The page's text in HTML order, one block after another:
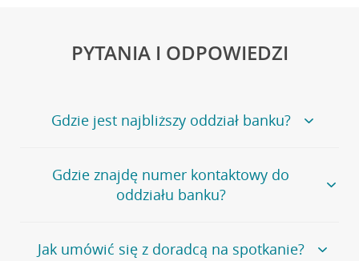
PYTANIA I ODPOWIEDZI
Gdzie jest najbliższy oddział banku?
Jeśli szukasz oddziału naszego banku, zapraszamy na
stronęPlacówki i bankomaty, na której znajduje się
wygodna wyszukiwarka.
oddziałów
Gdzie znajdę numer kontaktowy do
oddziału banku?
Bank Credit Agricole nie udostępnia ogólnego numeru
telefonu do placówki bankowej.
Jak umówić się z doradcą na spotkanie?